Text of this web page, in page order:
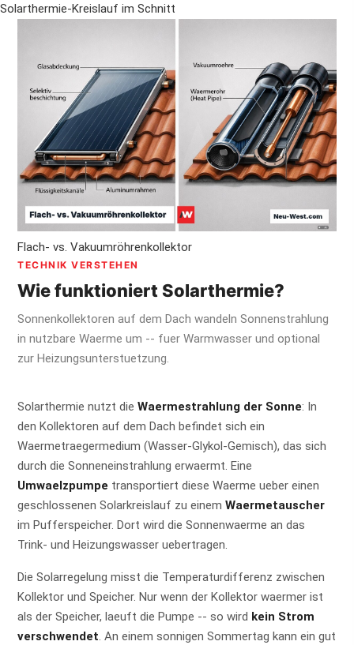
Solarthermie-Kreislauf im Schnitt
Flach- vs. Vakuumröhrenkollektor
TECHNIK VERSTEHEN
Wie funktioniert Solarthermie?
Sonnenkollektoren auf dem Dach wandeln Sonnenstrahlung
in nutzbare Waerme um -- fuer Warmwasser und optional
zur Heizungsunterstuetzung.
Solarthermie nutzt die Waermestrahlung der Sonne: In
den Kollektoren auf dem Dach befindet sich ein
Waermetraegermedium (Wasser-Glykol-Gemisch), das sich
durch die Sonneneinstrahlung erwaermt. Eine
Umwaelzpumpe transportiert diese Waerme ueber einen
geschlossenen Solarkreislauf zu einem Waermetauscher
im Pufferspeicher. Dort wird die Sonnenwaerme an das
Trink- und Heizungswasser uebertragen.
Die Solarregelung misst die Temperaturdifferenz zwischen
Kollektor und Speicher. Nur wenn der Kollektor waermer ist
als der Speicher, laeuft die Pumpe -- so wird kein Strom
verschwendet. An einem sonnigen Sommertag kann ein gut